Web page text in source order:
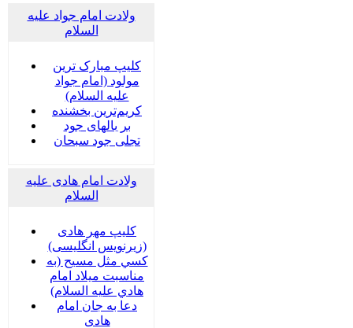
ولادت امام جواد علیه
السلام
کلیپ مبارک ترین
مولود (امام جواد
علیه السلام)
کریم‌ترین بخشنده
بر بالهای جود
تجلی جود سبحان
ولادت امام هادی علیه
السلام
کلیپ مهر هادی
(زیرنویس انگلیسی)
كسي مثل مسيح (به
مناسبت ميلاد امام
هادي عليه السلام)
دعا به جان امام
هادی